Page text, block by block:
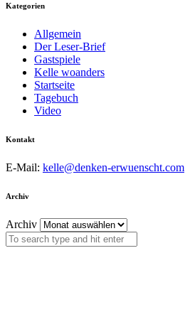
Kategorien
Allgemein
Der Leser-Brief
Gastspiele
Kelle woanders
Startseite
Tagebuch
Video
Kontakt
E-Mail: kelle@denken-erwuenscht.com
Archiv
Archiv